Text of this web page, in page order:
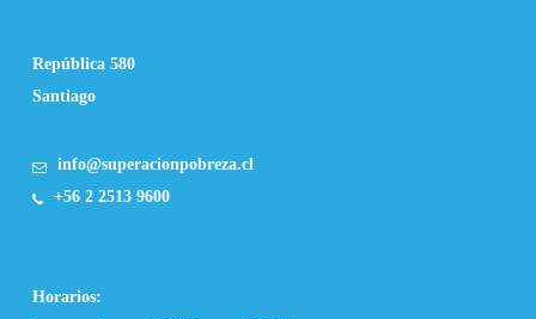
República 580
Santiago
info@superacionpobreza.cl
+56 2 2513 9600
Horarios: